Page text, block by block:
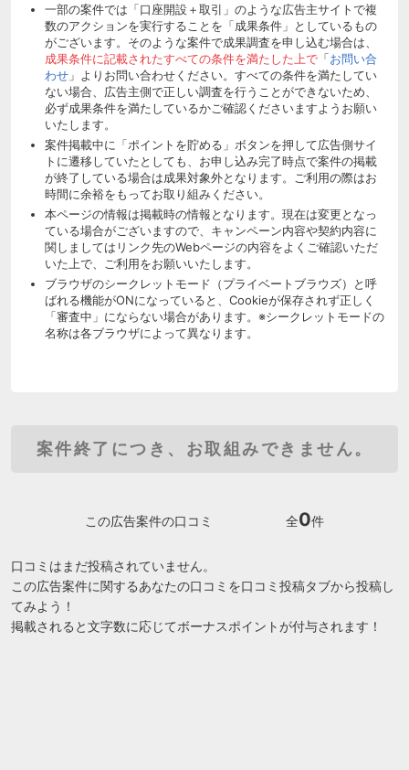
一部の案件では「口座開設＋取引」のような広告主サイトで複
数のアクションを実行することを「成果条件」としているもの
がございます。そのような案件で成果調査を申し込む場合は、
成果条件に記載されたすべての条件を満たした上で「お問い合
わせ」よりお問い合わせください。すべての条件を満たしてい
ない場合、広告主側で正しい調査を行うことができないため、
必ず成果条件を満たしているかご確認くださいますようお願い
いたします。
案件掲載中に「ポイントを貯める」ボタンを押して広告側サイ
トに遷移していたとしても、お申し込み完了時点で案件の掲載
が終了している場合は成果対象外となります。ご利用の際はお
時間に余裕をもってお取り組みください。
本ページの情報は掲載時の情報となります。現在は変更となっ
ている場合がございますので、キャンペーン内容や契約内容に
関しましてはリンク先のWebページの内容をよくご確認いただ
いた上で、ご利用をお願いいたします。
ブラウザのシークレットモード（プライベートブラウズ）と呼
ばれる機能がONになっていると、Cookieが保存されず正しく
「審査中」にならない場合があります。※シークレットモードの
名称は各ブラウザによって異なります。
案件終了につき、お取組みできません。
この広告案件の口コミ 全0件
口コミはまだ投稿されていません。
この広告案件に関するあなたの口コミを口コミ投稿タブから投稿し
てみよう！
掲載されると文字数に応じてボーナスポイントが付与されます！